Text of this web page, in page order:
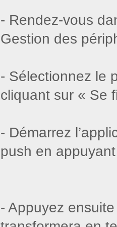
- Rendez-vous
Gestion des
- Sélectionnez le
cliquant sur « Se
- Démarrez
push en
- Appuyez